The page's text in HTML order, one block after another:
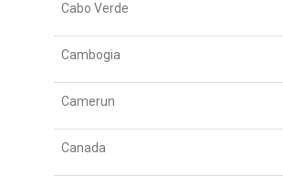
Cabo Verde
Cambogia
Camerun
Canada